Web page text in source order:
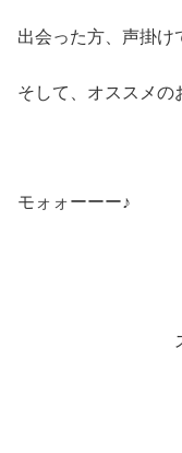
出会った方、声掛け
そして、オススメの
モォォーーー♪